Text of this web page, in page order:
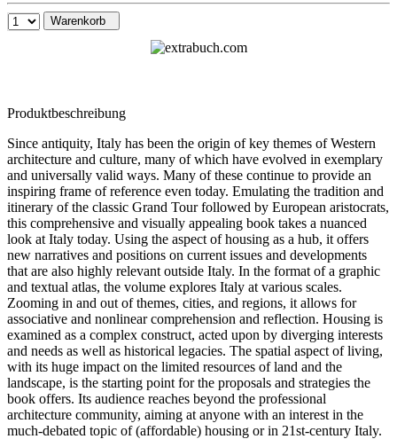
Warenkorb
Produktbeschreibung
Since antiquity, Italy has been the origin of key themes of Western
architecture and culture, many of which have evolved in exemplary
and universally valid ways. Many of these continue to provide an
inspiring frame of reference even today. Emulating the tradition and
itinerary of the classic Grand Tour followed by European aristocrats,
this comprehensive and visually appealing book takes a nuanced
look at Italy today. Using the aspect of housing as a hub, it offers
new narratives and positions on current issues and developments
that are also highly relevant outside Italy. In the format of a graphic
and textual atlas, the volume explores Italy at various scales.
Zooming in and out of themes, cities, and regions, it allows for
associative and nonlinear comprehension and reflection. Housing is
examined as a complex construct, acted upon by diverging interests
and needs as well as historical legacies. The spatial aspect of living,
with its huge impact on the limited resources of land and the
landscape, is the starting point for the proposals and strategies the
book offers. Its audience reaches beyond the professional
architecture community, aiming at anyone with an interest in the
much-debated topic of (affordable) housing or in 21st-century Italy.